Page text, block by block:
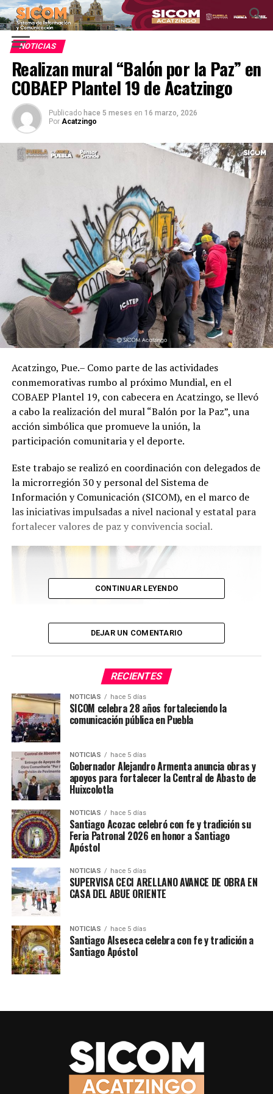
NOTICIAS
Realizan mural “Balón por la Paz” en
COBAEP Plantel 19 de Acatzingo
Publicado hace 5 meses en 16 marzo, 2026
Por Acatzingo
Acatzingo, Pue.– Como parte de las actividades
conmemorativas rumbo al próximo Mundial, en el
COBAEP Plantel 19, con cabecera en Acatzingo, se llevó
a cabo la realización del mural “Balón por la Paz”, una
acción simbólica que promueve la unión, la
participación comunitaria y el deporte.
Este trabajo se realizó en coordinación con delegados de
la microrregión 30 y personal del Sistema de
Información y Comunicación (SICOM), en el marco de
las iniciativas impulsadas a nivel nacional y estatal para
fortalecer valores de paz y convivencia social.
La actividad también busca fomentar entre la
comunidad estudiantil y la sociedad la importancia del
deporte como una herramienta para construir entornos
más sanos y participativos.
#SICOMAcatzingo #DelegadosEnTerritorio
#MuralPorLaPaz #Microrregión30 #PorAmorAPuebla
TEMAS RELACIONADOS
DELEGADOSENTERRITORIO
SICOMACATZINGO
CONTINUAR LEYENDO
DEJAR UN COMENTARIO
RECIENTES
NOTICIAS hace 5 días
SICOM celebra 28 años fortaleciendo la
comunicación pública en Puebla
NOTICIAS hace 5 días
Gobernador Alejandro Armenta anuncia obras y
apoyos para fortalecer la Central de Abasto de
Huixcolotla
NOTICIAS hace 5 días
Santiago Acozac celebró con fe y tradición su
Feria Patronal 2026 en honor a Santiago
Apóstol
NOTICIAS hace 5 días
SUPERVISA CECI ARELLANO AVANCE DE OBRA EN
CASA DEL ABUE ORIENTE
NOTICIAS hace 5 días
Santiago Alseseca celebra con fe y tradición a
Santiago Apóstol